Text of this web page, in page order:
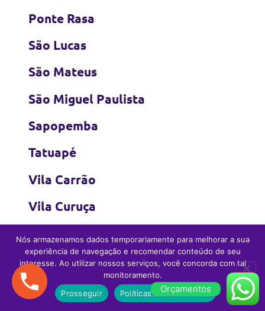
Ponte Rasa
São Lucas
São Mateus
São Miguel Paulista
Sapopemba
Tatuapé
Vila Carrão
Vila Curuça
Vila Formosa
Vila Jacuí
Vila Matilde
Orçamentos
Nós armazenamos dados temporariamente para melhorar a sua
experiência de navegação e recomendar conteúdo de seu
interesse. Ao utilizar nossos serviços, você concorda com tal
monitoramento.
Prosseguir
Políticas de Privacidade